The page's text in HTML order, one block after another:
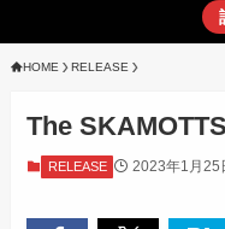
HOME RELEASE
The
RELEASE 2023年1月25